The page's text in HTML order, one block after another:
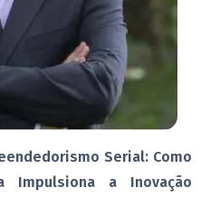
Serial: Como
Impulsiona a Inovação